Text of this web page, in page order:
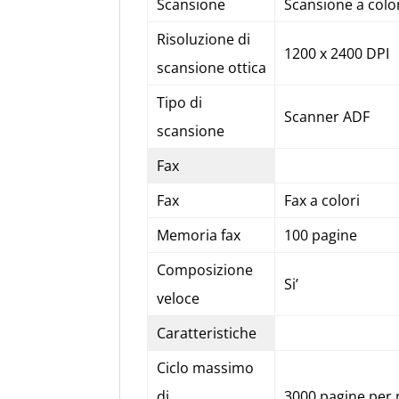
Scansione
Scansione a
Risoluzione di
scansione ottica
1200 x 2400 DPI
Tipo di
scansione
Scanner ADF
Fax
Fax
Fax a colori
Memoria fax
100 pagine
Composizione
veloce
Si’
Caratteristiche
Ciclo massimo